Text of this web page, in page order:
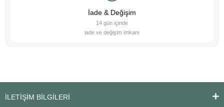
İade & Değişim
14 gün içinde
iade ve değişim imkanı
İLETİŞİM BİLGİLERİ